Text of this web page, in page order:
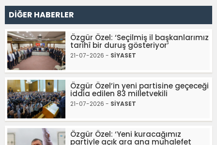
DİĞER HABERLER
Özgür Özel: ‘Seçilmiş il başkanlarımız
tarihî bir duruş gösteriyor’
21-07-2026 - SİYASET
Özgür Özel’in yeni partisine geçeceği
iddia edilen 83 milletvekili
21-07-2026 - SİYASET
Özgür Özel: ‘Yeni kuracağımız
partiyle açık ara ana muhalefet